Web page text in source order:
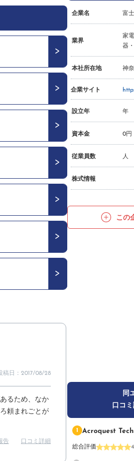
稿日：2017/08/28
るため、なか
頼まれごとが
告 口コミ詳細
企業名 富
業界
家
器
本社所在地 神
企業サイト
設立年 年
資本金 0円
従業員数 人
株式情報
この
同
口コ
1 Acroquest
総合評価